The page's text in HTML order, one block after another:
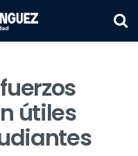
útiles